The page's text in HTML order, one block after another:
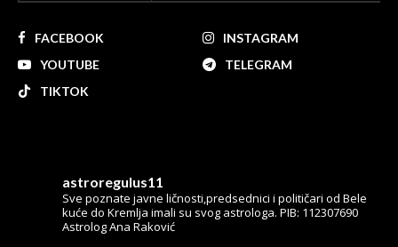
FACEBOOK
INSTAGRAM
YOUTUBE
TELEGRAM
TIKTOK
astroregulus11
Sve poznate javne ličnosti,predsednici i političari od Bele
kuće do Kremlja imali su svog astrologa. PIB: 112307690
Astrolog Ana Raković